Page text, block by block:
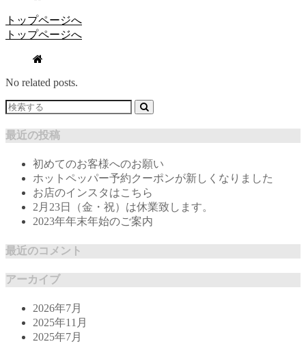
トップページへ
トップページへ
No related posts.
最近の投稿
初めてのお客様へのお願い
ホットペッパー予約クーポンが新しくなりました
お店のインスタはこちら
2月23日（金・祝）は休業致します。
2023年年末年始のご案内
最近のコメント
アーカイブ
2026年7月
2025年11月
2025年7月